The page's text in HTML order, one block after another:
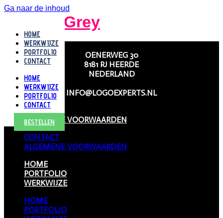
Ga naar de inhoud
HOME
WERKWIJZE
PORTFOLIO
CONTACT
HOME
WERKWIJZE
PORTFOLIO
CONTACT
BESTELLEN
BrightGrey
OENERWEG 30
8181 RJ HEERDE
NEDERLAND
INFO@LOGOEXPERTS.NL
CONTACT
ALGEMENE VOORWAARDEN
CONTACT
ALGEMENE VOORWAARDEN
HOME
PORTFOLIO
WERKWIJZE
HOME
PORTFOLIO